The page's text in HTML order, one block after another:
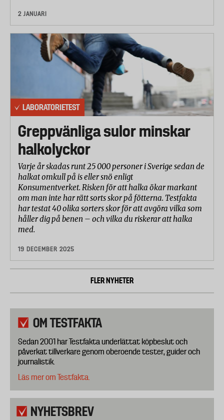
2 JANUARI
LABORATORIETEST
Greppvänliga sulor minskar
halkolyckor
Varje år skadas runt 25 000 personer i Sverige sedan de
halkat omkull på is eller snö enligt
Konsumentverket. Risken för att halka ökar markant
om man inte har rätt sorts skor på fötterna. Testfakta
har testat 40 olika sorters skor för att avgöra vilka som
håller dig på benen – och vilka du riskerar att halka
med.
19 DECEMBER 2025
FLER NYHETER
OM TESTFAKTA
Sedan 2001 har Testfakta underlättat köpbeslut och
påverkat tillverkare genom oberoende tester, guider och
journalistik.
Läs mer om Testfakta.
NYHETSBREV